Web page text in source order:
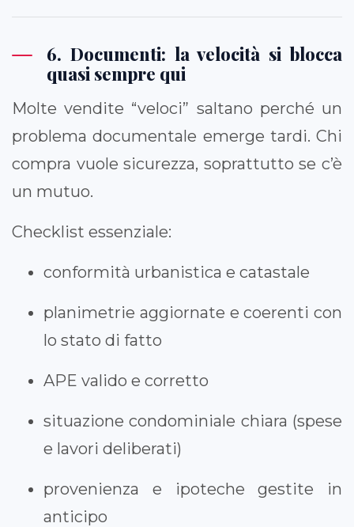
6. Documenti: la velocità si blocca
quasi sempre qui
Molte vendite “veloci” saltano perché un
problema documentale emerge tardi. Chi
compra vuole sicurezza, soprattutto se c’è
un mutuo.
Checklist essenziale:
conformità urbanistica e catastale
planimetrie aggiornate e coerenti con
lo stato di fatto
APE valido e corretto
situazione condominiale chiara (spese
e lavori deliberati)
provenienza e ipoteche gestite in
anticipo